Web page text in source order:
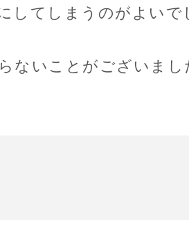
してしまうのがよいで
ないことがございまし